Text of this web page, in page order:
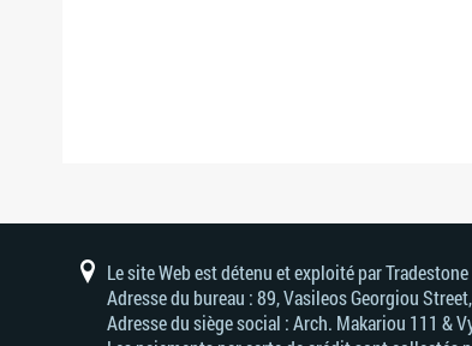
Le site Web est détenu et exploité par
Adresse du bureau : 89, Vasileos Georgiou
Adresse du siège social : Arch. Makariou 111 &